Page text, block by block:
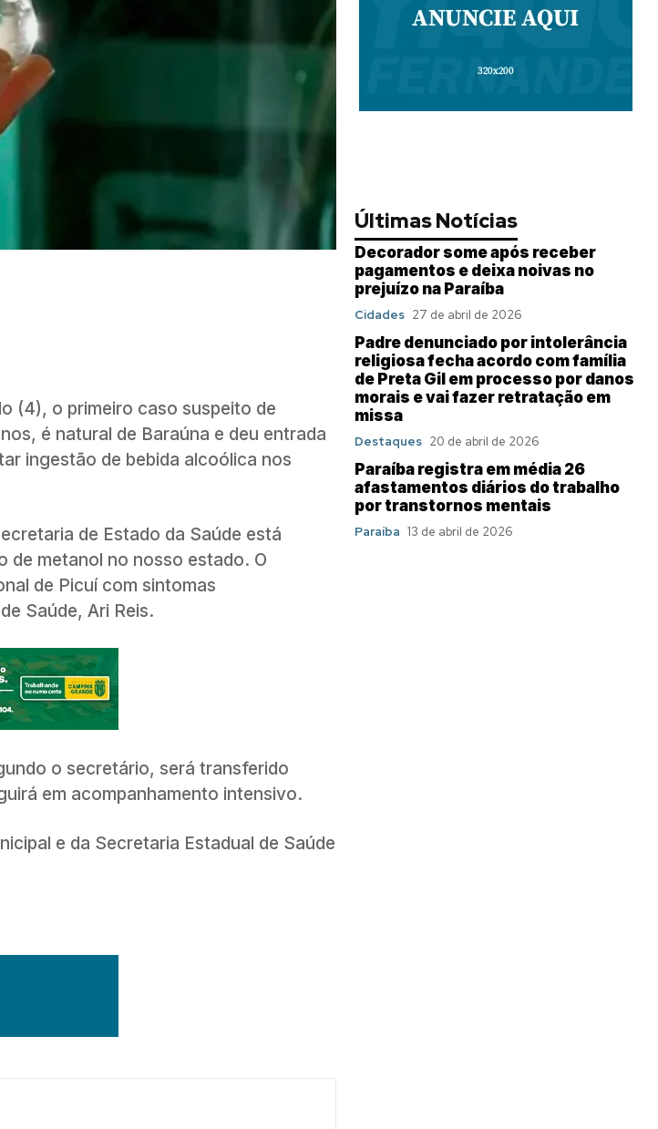
(4), o primeiro caso suspeito de
é natural de Baraúna e deu entrada
ingestão de bebida alcoólica nos
de Estado da Saúde está
de metanol no nosso estado. O
de Picuí com sintomas
Saúde, Ari Reis.
o secretário, será transferido
em acompanhamento intensivo.
e da Secretaria Estadual de Saúde
Últimas Notícias
Decorador some após receber
pagamentos e deixa noivas no
prejuízo na Paraíba
Cidades 27 de abril de 2026
Padre denunciado por intolerância
religiosa fecha acordo com família
de Preta Gil em processo por danos
morais e vai fazer retratação em
missa
Destaques 20 de abril de 2026
Paraíba registra em média 26
afastamentos diários do trabalho
por transtornos mentais
Paraíba 13 de abril de 2026